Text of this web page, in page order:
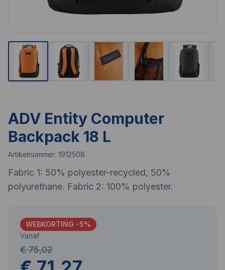
ADV Entity Computer
Backpack 18 L
Artikelnummer: 1912508
Fabric 1: 50% polyester-recycled, 50%
polyurethane. Fabric 2: 100% polyester.
WEBKORTING -5%
Vanaf
€ 75,02